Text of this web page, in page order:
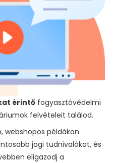
érintő fogyasztóvédelmi
felvételeit találod.
webshopos példákon
jogi tudnivalókat, és
eligazodj a